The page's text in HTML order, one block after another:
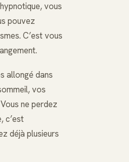
vous
pouvez
C’est vous
allongé dans
vos
ne perdez
c’est
déjà plusieurs